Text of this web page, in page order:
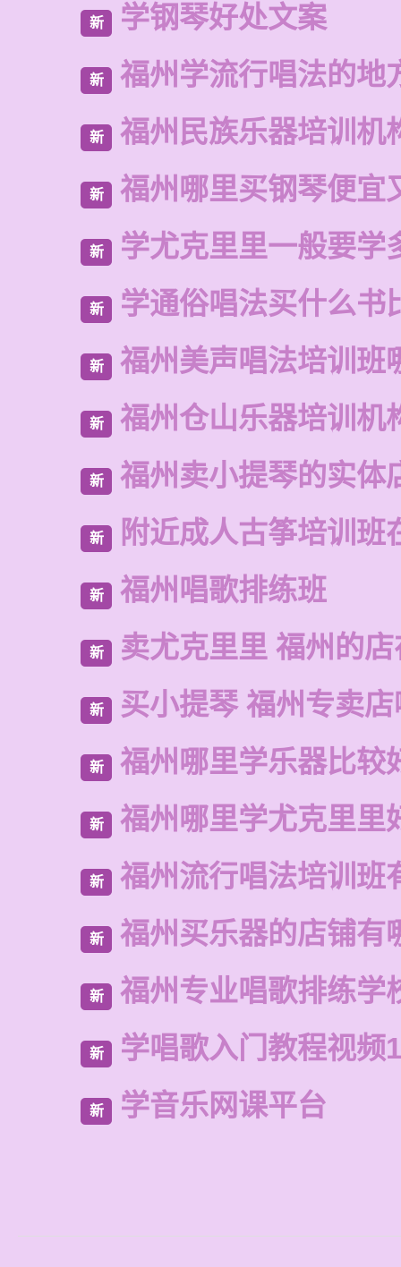
新 学钢琴好处文案
新 福州学流行唱法的地
新 福州民族乐器培训机
新 福州哪里买钢琴便宜
新 学尤克里里一般要学
新 学通俗唱法买什么书
新 福州美声唱法培训班
新 福州仓山乐器培训机
新 福州卖小提琴的实体
新 附近成人古筝培训班
新 福州唱歌排练班
新 卖尤克里里 福州的
新 买小提琴 福州专卖
新 福州哪里学乐器比较
新 福州哪里学尤克里里
新 福州流行唱法培训班
新 福州买乐器的店铺有
新 福州专业唱歌排练学
新 学唱歌入门教程视频
新 学音乐网课平台